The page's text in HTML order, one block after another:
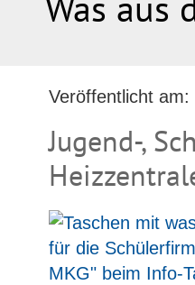
Veröffentlicht am:
Jugend-,